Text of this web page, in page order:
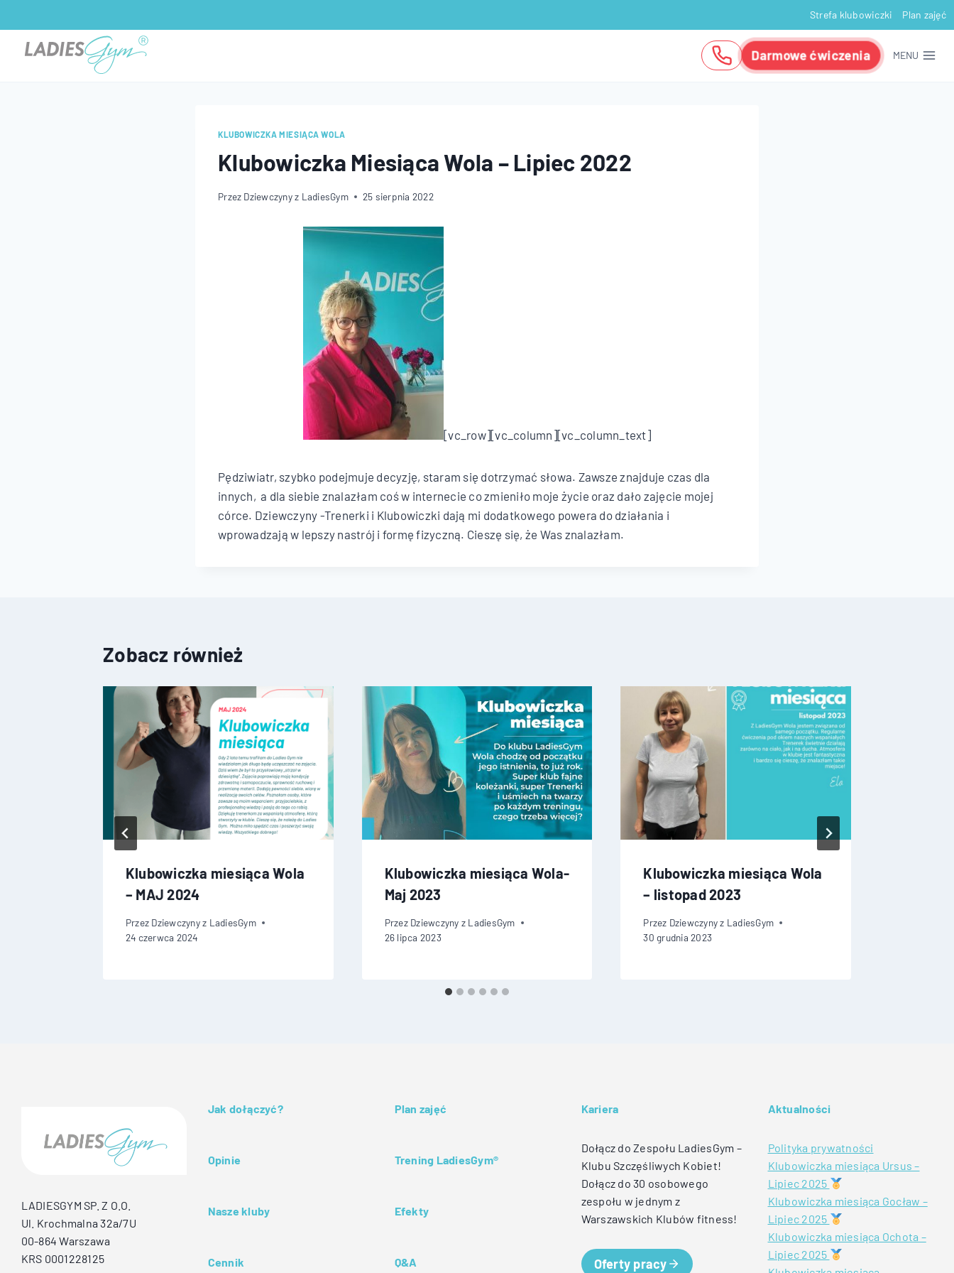
do
treści
Strefa klubowiczki Plan zajęć
Darmowe ćwiczenia MENU
KLUBOWICZKA MIESIĄCA WOLA
Klubowiczka Miesiąca Wola – Lipiec 2022
Przez Dziewczyny z LadiesGym 25 sierpnia 2022
[vc_row][vc_column][vc_column_text]
Pędziwiatr, szybko podejmuje decyzję, staram się dotrzymać słowa. Zawsze znajduje czas dla
innych, a dla siebie znalazłam coś w internecie co zmieniło moje życie oraz dało zajęcie mojej
córce. Dziewczyny -Trenerki i Klubowiczki dają mi dodatkowego powera do działania i
wprowadzają w lepszy nastrój i formę fizyczną. Cieszę się, że Was znalazłam.
Zobacz również
Klubowiczka miesiąca Wola
– MAJ 2024
Przez Dziewczyny z LadiesGym
24 czerwca 2024
Klubowiczka miesiąca Wola-
Maj 2023
Przez Dziewczyny z LadiesGym
26 lipca 2023
Klubowiczka miesiąca Wola
– listopad 2023
Przez Dziewczyny z LadiesGym
30 grudnia 2023
LADIESGYM SP. Z O.O.
Ul. Krochmalna 32a/7U
00-864 Warszawa
KRS 0001228125
Jak dołączyć?
Opinie
Nasze kluby
Cennik
Plan zajęć
Trening LadiesGym®
Efekty
Q&A
Kariera
Dołącz do Zespołu LadiesGym –
Klubu Szczęśliwych Kobiet!
Dołącz do 30 osobowego
zespołu w jednym z
Warszawskich Klubów fitness!
Oferty pracy
Aktualności
Polityka prywatności
Klubowiczka miesiąca Ursus –
Lipiec 2025
Klubowiczka miesiąca Gocław –
Lipiec 2025
Klubowiczka miesiąca Ochota –
Lipiec 2025